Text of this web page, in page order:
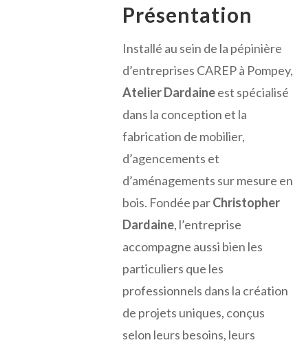
Présentation
Installé au sein de la pépinière
d’entreprises CAREP à Pompey,
Atelier Dardaineest spécialisé
dans la conception et la
fabrication de mobilier,
d’agencements et
d’aménagements sur mesure en
bois. Fondée parChristopher
Dardaine, l’entreprise
accompagne aussi bien les
particuliers que les
professionnels dans la création
de projets uniques, conçus
selon leurs besoins, leurs